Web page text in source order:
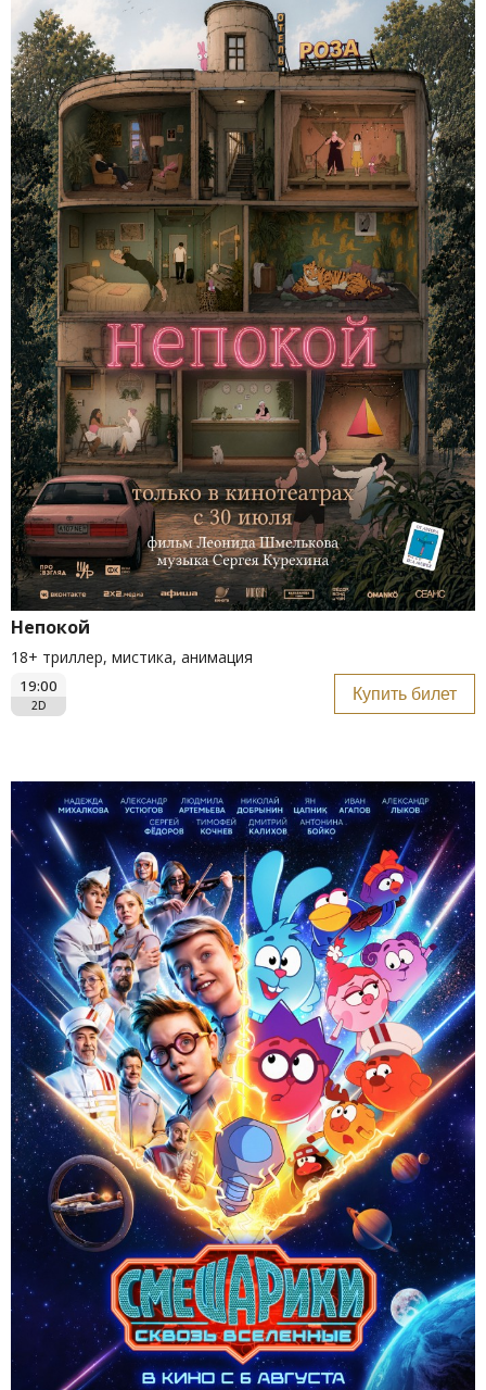
Непокой
18+ триллер, мистика, анимация
19:00
2D
Купить билет